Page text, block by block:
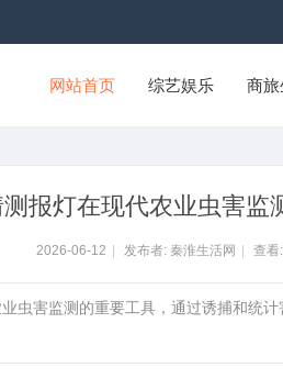
网站首页 综艺娱乐 商
测报灯在现代农业虫害监
2026-06-12 发布者: 秦淮生活网 查
虫害监测的重要工具，通过诱捕和统